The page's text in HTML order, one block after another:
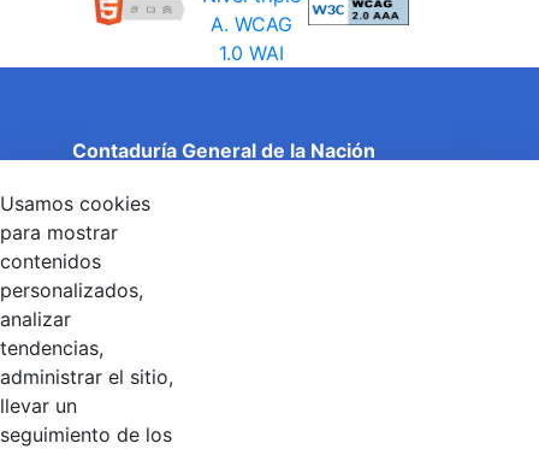
Contaduría General de la Nación
Entidad adscrita al Ministerio de Hacienda y Crédito
Público
Torre 1 (Aire) - Piso 15, Bogotá D.C., Colombia
Código Postal: 111071
Linkedin
Usamos cookies
para mostrar
contenidos
personalizados,
analizar
tendencias,
administrar el sitio,
llevar un
seguimiento de los